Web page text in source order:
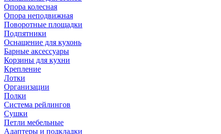
Опора колесная
Опора неподвижная
Поворотные площадки
Подпятники
Оснащение для кухонь
Барные аксессуары
Корзины для кухни
Крепление
Лотки
Организации
Полки
Система рейлингов
Сушки
Петли мебельные
Адаптеры и подкладки